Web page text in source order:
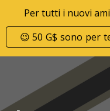
Per tutti i nuovi
😉 50 G$ sono per